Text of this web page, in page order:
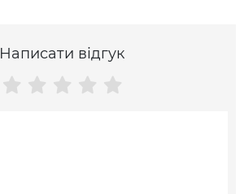
Написати відгук